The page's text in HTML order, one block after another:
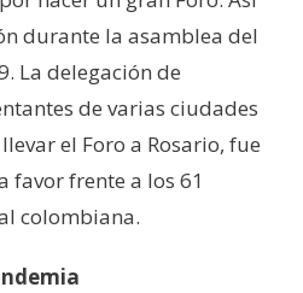
durante la asamblea del
La delegación de
de varias ciudades
el Foro a Rosario, fue
favor frente a los 61
colombiana.